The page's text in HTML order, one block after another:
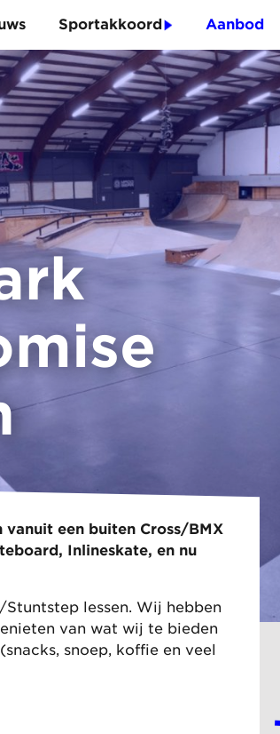
Sportakkoord Aanbod
een buiten Cross/BMX
Inlineskate, en nu
lessen. Wij hebben
van wat wij te bieden
snoep, koffie en veel